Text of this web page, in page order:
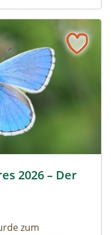
2026 – Der
zum
Himmelblaue